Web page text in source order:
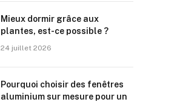
Mieux dormir grâce aux
plantes, est-ce possible ?
24 juillet 2026
Pourquoi choisir des fenêtres
aluminium sur mesure pour un